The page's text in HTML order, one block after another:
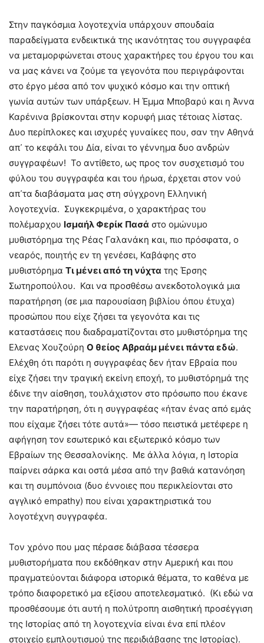
Στην παγκόσμια λογοτεχνία υπάρχουν σπουδαία
παραδείγματα ενδεικτικά της ικανότητας του συγγραφέα
να μεταμορφώνεται στους χαρακτήρες του έργου του και
να μας κάνει να ζούμε τα γεγονότα που περιγράφονται
στο έργο μέσα από τον ψυχικό κόσμο και την οπτική
γωνία αυτών των υπάρξεων. Η Έμμα Μποβαρύ και η Άννα
Καρένινα βρίσκονται στην κορυφή μιας τέτοιας λίστας.
Δυο περίπλοκες και ισχυρές γυναίκες που, σαν την Αθηνά
απ᾽ το κεφάλι του Δία, είναι το γέννημα δυο ανδρών
συγγραφέων! Το αντίθετο, ως προς τον συσχετισμό του
φύλου του συγγραφέα και του ήρωα, έρχεται στον νού
απ᾽τα διαβάσματα μας στη σύγχρονη Ελληνική
λογοτεχνία. Συγκεκριμένα, ο χαρακτήρας του
πολέμαρχου Ισμαήλ Φερίκ Πασά στο ομώνυμο
μυθιστόρημα της Ρέας Γαλανάκη και, πιο πρόσφατα, ο
νεαρός, ποιητής εν τη γενέσει, Καβάφης στο
μυθιστόρημα Τι μένει από τη νύχτα της Έρσης
Σωτηροπούλου. Και να προσθέσω ανεκδοτολογικά μια
παρατήρηση (σε μια παρουσίαση βιβλίου όπου έτυχα)
προσώπου που είχε ζήσει τα γεγονότα και τις
καταστάσεις που διαδραματίζονται στο μυθιστόρημα της
Ελενας Χουζούρη Ο θείος Αβραάμ μένει πάντα εδώ.
Ελέχθη ότι παρότι η συγγραφέας δεν ήταν Εβραία που
είχε ζήσει την τραγική εκείνη εποχή, το μυθιστόρημά της
έδινε την αίσθηση, τουλάχιστον στο πρόσωπο που έκανε
την παρατήρηση, ότι η συγγραφέας «ήταν ένας από εμάς
που είχαμε ζήσει τότε αυτά»— τόσο πειστικά μετέφερε η
αφήγηση τον εσωτερικό και εξωτερικό κόσμο των
Εβραίων της Θεσσαλονίκης. Με άλλα λόγια, η Ιστορία
παίρνει σάρκα και οστά μέσα από την βαθιά κατανόηση
και τη συμπόνοια (δυο έννοιες που περικλείονται στο
αγγλικό empathy) που είναι χαρακτηριστικά του
λογοτέχνη συγγραφέα.
Τον χρόνο που μας πέρασε διάβασα τέσσερα
μυθιστορήματα που εκδόθηκαν στην Αμερική και που
πραγματεύονται διάφορα ιστορικά θέματα, το καθένα με
τρόπο διαφορετικό μα εξίσου αποτελεσματικό. (Κι εδώ να
προσθέσουμε ότι αυτή η πολύτροπη αισθητική προσέγγιση
της Ιστορίας από τη λογοτεχνία είναι ένα επί πλέον
στοιχείο εμπλουτισμού της περιδιάβασης της Ιστορίας).